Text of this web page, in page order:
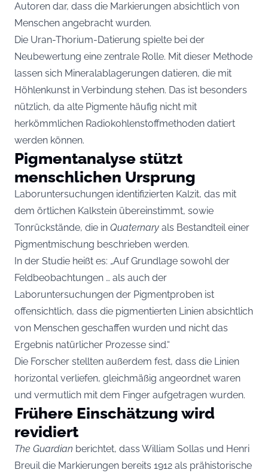
Autoren dar, dass die Markierungen absichtlich von
Menschen angebracht wurden.
Die Uran-Thorium-Datierung spielte bei der
Neubewertung eine zentrale Rolle. Mit dieser Methode
lassen sich Mineralablagerungen datieren, die mit
Höhlenkunst in Verbindung stehen. Das ist besonders
nützlich, da alte Pigmente häufig nicht mit
herkömmlichen Radiokohlenstoffmethoden datiert
werden können.
Pigmentanalyse stützt
menschlichen Ursprung
Laboruntersuchungen identifizierten Kalzit, das mit
dem örtlichen Kalkstein übereinstimmt, sowie
Tonrückstände, die in Quaternary als Bestandteil einer
Pigmentmischung beschrieben werden.
In der Studie heißt es: „Auf Grundlage sowohl der
Feldbeobachtungen … als auch der
Laboruntersuchungen der Pigmentproben ist
offensichtlich, dass die pigmentierten Linien absichtlich
von Menschen geschaffen wurden und nicht das
Ergebnis natürlicher Prozesse sind.“
Die Forscher stellten außerdem fest, dass die Linien
horizontal verliefen, gleichmäßig angeordnet waren
und vermutlich mit dem Finger aufgetragen wurden.
Frühere Einschätzung wird
revidiert
The Guardian berichtet, dass William Sollas und Henri
Breuil die Markierungen bereits 1912 als prähistorische